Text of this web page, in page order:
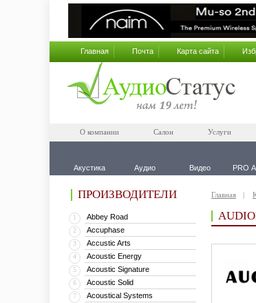
Главная Почта Карта сайта
О компании Салон Услуги
Акустика Аудио Видео PRO
ПРОИЗВОДИТЕЛИ
1 Abbey Road
2 Accuphase
3 Accustic Arts
4 Acoustic Energy
5 Acoustic Signature
6 Acoustic Solid
7 Acoustical Systems
Главная